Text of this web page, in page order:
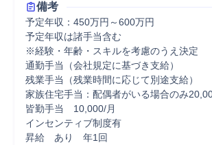
備考
予定年収：450万円～600万円
予定年収は諸手当含む
※経験・年齢・スキルを考慮のうえ決定
通勤手当（会社規定に基づき支給）
残業手当（残業時間に応じて別途支給）
家族住宅手当：配偶者がいる場合のみ
皆勤手当　10,000/月
インセンティブ制度有
昇給　あり　年1回